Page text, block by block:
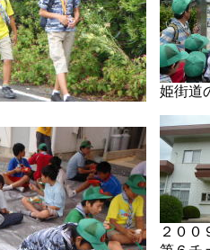
姫街道
２００